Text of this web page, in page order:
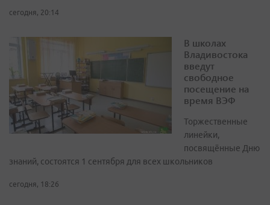
сегодня, 20:14
В школах
Владивостока
введут
свободное
посещение на
время ВЭФ
Торжественные
линейки,
посвящённые Дню
знаний, состоятся 1 сентября для всех школьников
сегодня, 18:26